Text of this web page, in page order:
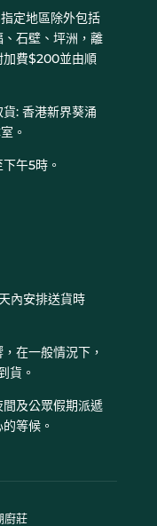
定地區除外包括
石壁、坪洲，離
加費$200並由順
: 香港新界葵涌
。
午5時。
內安排送貨時
在一般情況下，
貨。
及公眾假期派遞
等候。
廚莊